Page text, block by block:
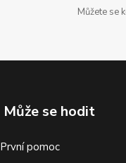
Můžete se
Může se hodit
První pomoc